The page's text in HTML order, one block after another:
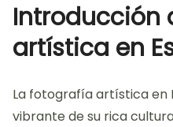
Introducción
artística en
La fotografía artística en
vibrante de su rica